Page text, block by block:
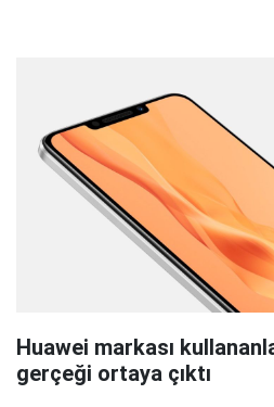
Huawei markası
gerçeği ortaya çıktı